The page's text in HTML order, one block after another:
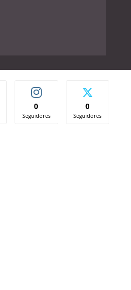
0
Seguidores
0
Seguidores